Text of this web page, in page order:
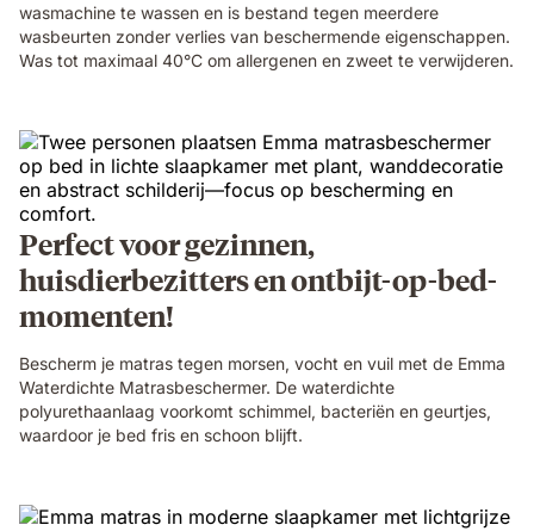
wasmachine te wassen en is bestand tegen meerdere
wasbeurten zonder verlies van beschermende eigenschappen.
Was tot maximaal 40°C om allergenen en zweet te verwijderen.
Perfect voor gezinnen,
huisdierbezitters en ontbijt-op-bed-
momenten!
Bescherm je matras tegen morsen, vocht en vuil met de Emma
Waterdichte Matrasbeschermer. De waterdichte
polyurethaanlaag voorkomt schimmel, bacteriën en geurtjes,
waardoor je bed fris en schoon blijft.